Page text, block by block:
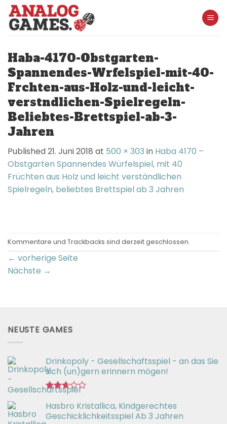
Skip
content
Haba-4170-Obstgarten-
Spannendes-Wrfelspiel-mit-40-
Frchten-aus-Holz-und-leicht-
verstndlichen-Spielregeln-
Beliebtes-Brettspiel-ab-3-
Jahren
Published21. Juni 2018 at 500 × 303 in Haba 4170 –
Obstgarten Spannendes Würfelspiel, mit 40
Früchten aus Holz und leicht verständlichen
Spielregeln, beliebtes Brettspiel ab 3 Jahren
Kommentare und Trackbacks sind derzeit geschlossen.
← vorherige Seite
Nächste →
NEUSTE GAMES
Drinkopoly - Gesellschaftsspiel - an das Sie
sich (un)gern erinnern mögen!
Bewertet
mit
2.67
von 5
Hasbro Kristallica, Kindgerechtes
Geschicklichkeitsspiel Ab 3 Jahren